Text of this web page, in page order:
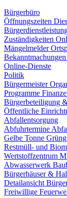
Bürgerbüro
Öffnungszeiten
Zuständigkeiten
Mängelmelder
Bekanntmachungen
Online-Dienste
Politik
Bürgermeister
Programme
Bürgerbeteiligung
Öffentliche
Abfallentsorgung
Abfuhrtermine
Gelbe Tonne
Restmüll- und
Wertstoffzentrum
Abwasserwerk
Bürgerhäuser &
Detailansicht
Freiwillige